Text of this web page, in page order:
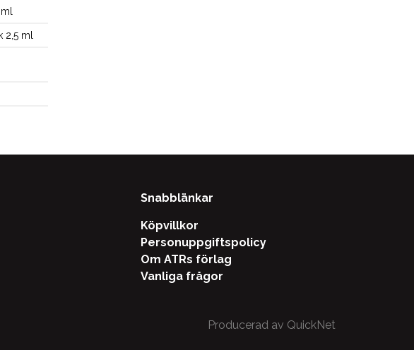
2,5 ml
Snabblänkar
Köpvillkor
Personuppgiftspolicy
Om ATRs förlag
Vanliga frågor
Producerad av QuickNet